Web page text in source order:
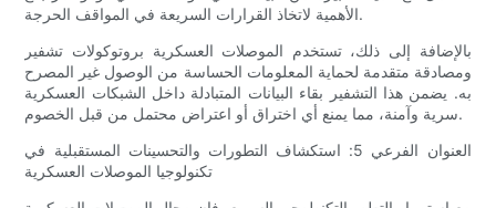
الأهمية لاتخاذ القرارات السريعة في المواقف الحرجة.
بالإضافة إلى ذلك، تستخدم الموصلات العسكرية بروتوكولات تشفير
ومصادقة متقدمة لحماية المعلومات الحساسة من الوصول غير المصرح
به. يضمن هذا التشفير بقاء البيانات المتبادلة داخل الشبكات العسكرية
سرية وآمنة، مما يمنع أي اختراق أو اعتراض محتمل من قبل الخصوم.
العنوان الفرعي 5: استكشاف التطورات والتحسينات المستقبلية في
تكنولوجيا الموصلات العسكرية